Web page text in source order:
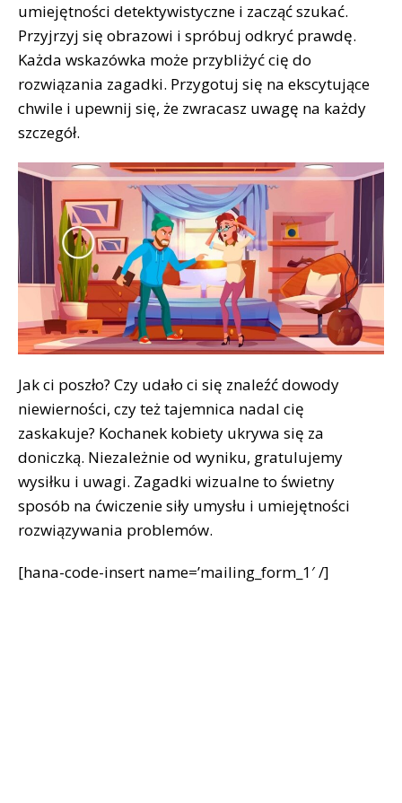
umiejętności detektywistyczne i zacząć szukać.
Przyjrzyj się obrazowi i spróbuj odkryć prawdę.
Każda wskazówka może przybliżyć cię do
rozwiązania zagadki. Przygotuj się na ekscytujące
chwile i upewnij się, że zwracasz uwagę na każdy
szczegół.
Jak ci poszło? Czy udało ci się znaleźć dowody
niewierności, czy też tajemnica nadal cię
zaskakuje? Kochanek kobiety ukrywa się za
doniczką. Niezależnie od wyniku, gratulujemy
wysiłku i uwagi. Zagadki wizualne to świetny
sposób na ćwiczenie siły umysłu i umiejętności
rozwiązywania problemów.
[hana-code-insert name=’mailing_form_1′ /]